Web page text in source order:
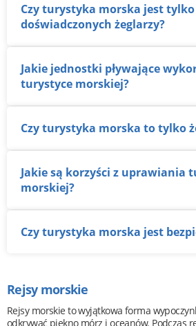
Czy turystyka morska jest tylko dla
doświadczonych żeglarzy?
Jakie jednostki pływające wykorzystuje się w
turystyce morskiej?
Czy turystyka morska to tylko
Jakie są korzyści z uprawiania turystyki
morskiej?
Czy turystyka morska jest
Rejsy morskie
Rejsy morskie to wyjątkowa forma
odkrywać piękno mórz i oceanów. Podczas